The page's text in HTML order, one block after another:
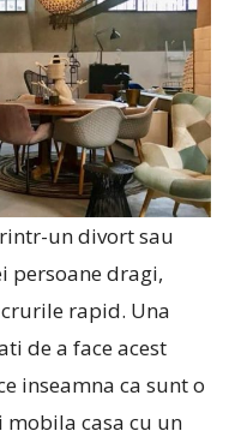
un divort sau
persoane dragi,
rapid. Una
de a face acest
inseamna ca sunt o
casa cu un